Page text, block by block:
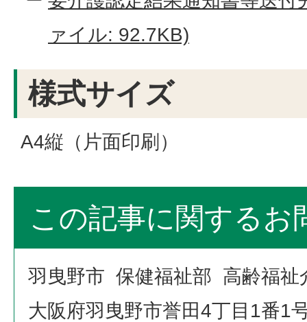
ァイル: 92.7KB)
様式サイズ
A4縦（片面印刷）
この記事に関するお
羽曳野市 保健福祉部 高齢福祉
大阪府羽曳野市誉田4丁目1番1